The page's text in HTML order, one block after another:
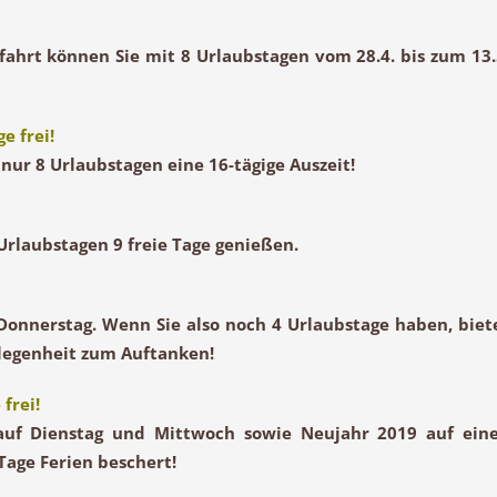
können Sie mit 8 Urlaubstagen vom 28.4. bis zum
frei!
8 Urlaubstagen eine 16-tägige Auszeit!
9 freie Tage genießen.
Wenn Sie also noch 4 Urlaubstage haben,
zum Auftanken!
frei!
Dienstag und Mittwoch sowie Neujahr 2019 auf
Ferien beschert!